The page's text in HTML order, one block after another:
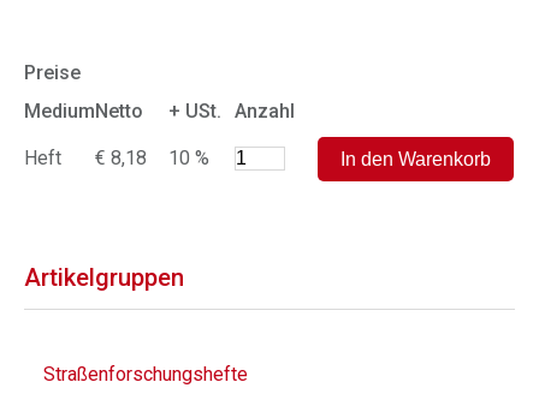
Preise
MediumNetto + USt. Anzahl
Heft € 8,18 10 %
Artikelgruppen
Straßenforschungshefte